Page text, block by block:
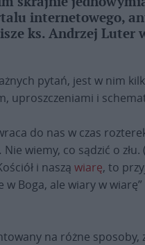
internetowego,
ks. Andrzej Luter
pytań, jest w nim
uproszczeniami i
do nas w czas
wiemy, co sądzić o złu.
i naszą wiarę, to
Boga, ale wiary w wiarę”
na różne sposoby,